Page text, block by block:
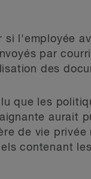
si l'employée
par
des
que les
aurait
de vie
contenant